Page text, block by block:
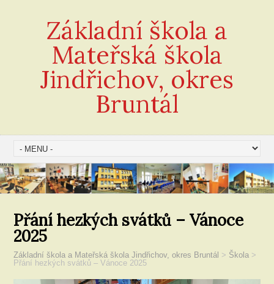
Základní škola a
Mateřská škola
Jindřichov, okres
Bruntál
Přání hezkých svátků – Vánoce
2025
Základní škola a Mateřská škola Jindřichov, okres Bruntál > Škola >
Přání hezkých svátků – Vánoce 2025